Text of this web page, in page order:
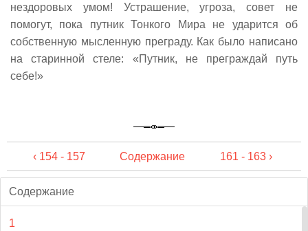
нездоровых умом! Устрашение, угроза, совет не
помогут, пока путник Тонкого Мира не ударится об
собственную мысленную преграду. Как было написано
на старинной стеле: «Путник, не преграждай путь
себе!»
‹ 154 - 157 Содержание 161 - 163 ›
Содержание
1